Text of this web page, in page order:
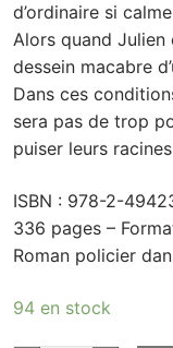
d’ordinaire si
Alors quand
dessein macabre
Dans ces
sera pas de trop
puiser leurs
ISBN : 978-2-
336 pages –
Roman policier
94 en stock